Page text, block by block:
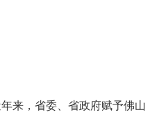
来，省委、省政府赋予佛山